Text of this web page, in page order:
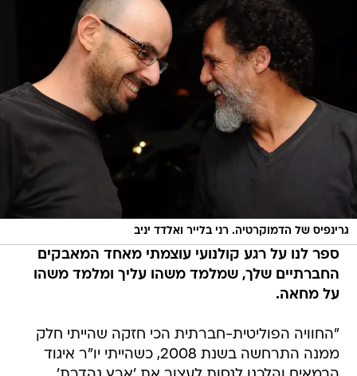
גרינפיס של הדמוקרטיה. רני בלייר ואלדד יניב
ספר לנו על רגע קולנועי עוצמתי מאחד המאבקים
החברתיים שלך, שמלמד משהו עליך ומלמד משהו
על מחאה.
"החוויה הפוליטית-חברתית הכי חזקה שהייתי חלק
ממנה התרחשה בשנת 2008, כשהייתי יו"ר איגוד